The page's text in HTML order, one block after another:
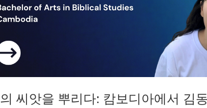
씨앗을 뿌리다: 캄보디아에서 김